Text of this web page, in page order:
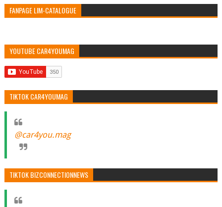
FANPAGE LIM-CATALOGUE
YOUTUBE CAR4YOUMAG
TIKTOK CAR4YOUMAG
@car4you.mag
TIKTOK BIZCONNECTIONNEWS